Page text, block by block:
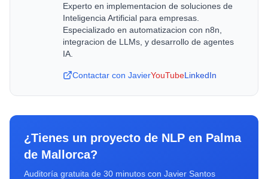
Experto en implementacion de soluciones de
Inteligencia Artificial para empresas.
Especializado en automatizacion con n8n,
integracion de LLMs, y desarrollo de agentes
IA.
Contactar con JavierYouTubeLinkedIn
¿Tienes un proyecto de NLP en Palma
de Mallorca?
Auditoría gratuita de 30 minutos con Javier Santos